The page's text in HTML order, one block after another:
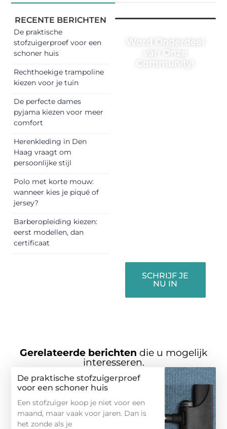
RECENTE BERICHTEN
De praktische
stofzuigerproef voor een
schoner huis
Rechthoekige trampoline
kiezen voor je tuin
De perfecte dames
pyjama kiezen voor meer
comfort
Herenkleding in Den
Haag vraagt om
persoonlijke stijl
Polo met korte mouw:
wanneer kies je piqué of
jersey?
Barberopleiding kiezen:
eerst modellen, dan
certificaat
Word Onderdeel
van Onze
Community!
SCHRIJF JE
NU IN
Gerelateerde berichten die u mogelijk
interesseren.
De praktische stofzuigerproef
voor een schoner huis
Een stofzuiger koop je niet voor een
maand, maar vaak voor jaren. Dan is
het zonde als je